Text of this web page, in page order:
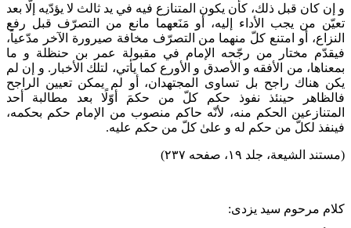
و إن كان قبل ذلك، كأن يكون المتنازع فيه في يد ثالث لا يؤدّيه إلّا بعد
تعيّن من يجب الأداء إليه، أو مَنَعهما مانع من التصرّف قبل رفع
النزاع، أو امتنع كلّ منهما من التصرّف مخافة صيرورة الآخر مدّعياً،
فيقدّم مختار‌ من رجّحه الإمام في مقبولة عمر بن حنظلة و ما
بمعناها، من الأفقه و الأصدق و الأورع كما يأتي، لتلك الأخبار. و إن لم
يكن هناك راجح بل تساوى المجتهدان، أو لم يمكن تعيين الراجح
فالظاهر حينئذ نفوذ حكم كلّ من حكمَ أوّلًا بعد مطالبة أحد
المتنازعين الحكم منه، لأنّه حاكم منصوب من الإمام حكم بحكمه،
فينفذ لكلّ من حكم له و علىٰ كلّ من حكم عليه.
(مستند الشیعة، جلد ۱۹، صفحه ۲۳۷)
کلام مرحوم سید یزدی: